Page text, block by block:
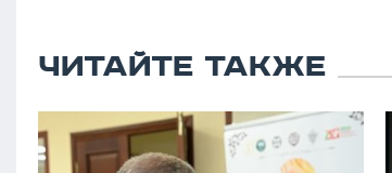
ЧИТАЙТЕ ТАКЖЕ